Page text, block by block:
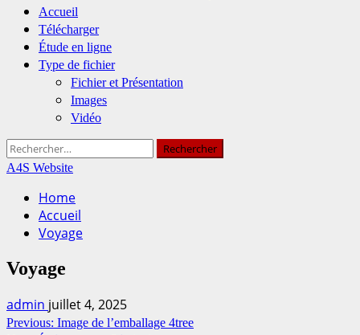
Accueil
Télécharger
Étude en ligne
Type de fichier
Fichier et Présentation
Images
Vidéo
Rechercher :
A4S Website
Home
Accueil
Voyage
Voyage
admin juillet 4, 2025
Continue
Previous: Image de l’emballage 4tree